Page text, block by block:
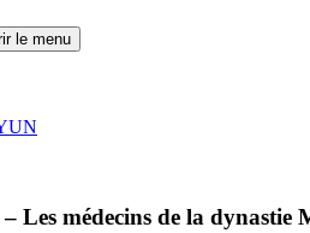
le menu
Les médecins de la dynastie